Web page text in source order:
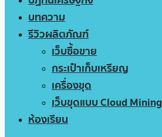
บทความ
รีวิวผลิตภัณฑ์
เว็บซื้อขาย
กระเป๋าเก็บเหรียญ
เครื่องขุด
เว็บขุดแบบ Cloud Mining
ห้องเรียน